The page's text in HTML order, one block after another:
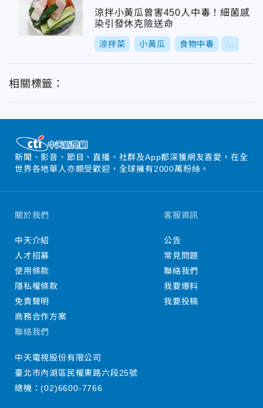
涼拌小黃瓜曾害450人中毒！細菌感
染引發休克險送命
涼拌菜 小黃瓜 食物中毒
相關標籤：
新聞、影音、節目、直播、社群及App都深獲網友喜愛，在全
世界各地華人亦頗受歡迎，全球擁有2000萬粉絲。
關於我們
中天介紹
人才招募
使用條款
隱私權條款
免責聲明
商務合作方案
客服資訊
公告
常見問題
聯絡我們
我要爆料
我要投稿
聯絡我們
中天電視股份有限公司
臺北市內湖區民權東路六段25號
總機：(02)6600-7766